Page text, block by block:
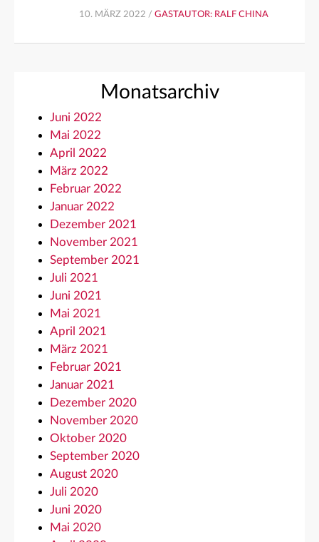
10. MÄRZ 2022 / GASTAUTOR: RALF CHINA
Monatsarchiv
Juni 2022
Mai 2022
April 2022
März 2022
Februar 2022
Januar 2022
Dezember 2021
November 2021
September 2021
Juli 2021
Juni 2021
Mai 2021
April 2021
März 2021
Februar 2021
Januar 2021
Dezember 2020
November 2020
Oktober 2020
September 2020
August 2020
Juli 2020
Juni 2020
Mai 2020